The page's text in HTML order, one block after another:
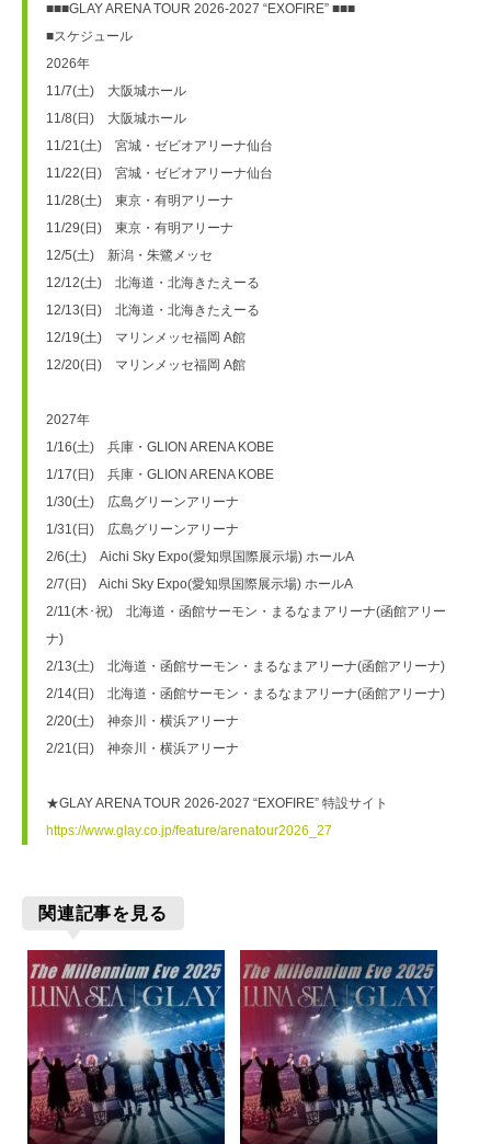
■■■GLAY ARENA TOUR 2026-2027 “EXOFIRE” ■■■
■スケジュール
2026年
11/7(土)　大阪城ホール
11/8(日)　大阪城ホール
11/21(土)　宮城・ゼビオアリーナ仙台
11/22(日)　宮城・ゼビオアリーナ仙台
11/28(土)　東京・有明アリーナ
11/29(日)　東京・有明アリーナ
12/5(土)　新潟・朱鷺メッセ
12/12(土)　北海道・北海きたえーる
12/13(日)　北海道・北海きたえーる
12/19(土)　マリンメッセ福岡 A館
12/20(日)　マリンメッセ福岡 A館
2027年
1/16(土)　兵庫・GLION ARENA KOBE
1/17(日)　兵庫・GLION ARENA KOBE
1/30(土)　広島グリーンアリーナ
1/31(日)　広島グリーンアリーナ
2/6(土)　Aichi Sky Expo(愛知県国際展示場) ホールA
2/7(日)　Aichi Sky Expo(愛知県国際展示場) ホールA
2/11(木･祝)　北海道・函館サーモン・まるなまアリーナ(函館アリー
ナ)
2/13(土)　北海道・函館サーモン・まるなまアリーナ(函館アリーナ)
2/14(日)　北海道・函館サーモン・まるなまアリーナ(函館アリーナ)
2/20(土)　神奈川・横浜アリーナ
2/21(日)　神奈川・横浜アリーナ
★GLAY ARENA TOUR 2026-2027 “EXOFIRE” 特設サイト
https://www.glay.co.jp/feature/arenatour2026_27
関連記事を見る